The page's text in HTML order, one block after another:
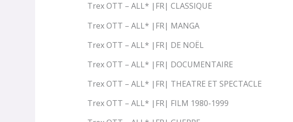
Trex OTT – ALL* |FR| CLASSIQUE
Trex OTT – ALL* |FR| MANGA
Trex OTT – ALL* |FR| DE NOËL
Trex OTT – ALL* |FR| DOCUMENTAIRE
Trex OTT – ALL* |FR| THEATRE ET SPECTACLE
Trex OTT – ALL* |FR| FILM 1980-1999